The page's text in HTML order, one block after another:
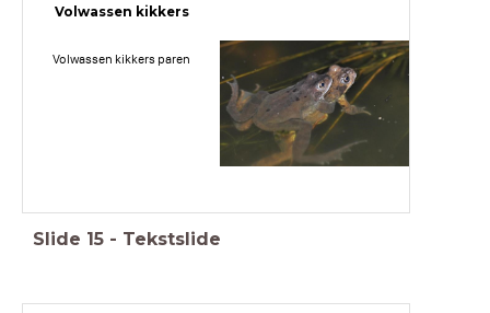
Volwassen kikkers
Volwassen kikkers paren
Slide 15 - Tekstslide